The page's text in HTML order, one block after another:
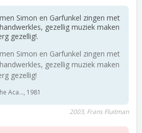
Simon en Garfunkel zingen met
gezellig muziek maken
gezellig!.
Simon en Garfunkel zingen met
gezellig muziek maken
gezellig!
Aca..., 1981
2003, Frans Fluitman